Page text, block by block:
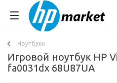
Ноутбуки
Игровой ноутбук HP
fa0031dx 68U87UA